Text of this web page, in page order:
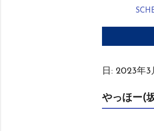
日: 2023年3
やっほー(